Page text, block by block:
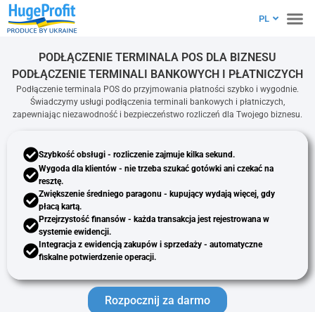
PL
EN
PODŁĄCZENIE TERMINALA POS DLA BIZNESU
PODŁĄCZENIE TERMINALI BANKOWYCH I PŁATNICZYCH
Podłączenie terminala POS do przyjmowania płatności szybko i wygodnie.
Świadczymy usługi podłączenia terminali bankowych i płatniczych,
zapewniając niezawodność i bezpieczeństwo rozliczeń dla Twojego biznesu.
Szybkość obsługi - rozliczenie zajmuje kilka sekund.
Wygoda dla klientów - nie trzeba szukać gotówki ani czekać na
resztę.
Zwiększenie średniego paragonu - kupujący wydają więcej, gdy
płacą kartą.
Przejrzystość finansów - każda transakcja jest rejestrowana w
systemie ewidencji.
Integracja z ewidencją zakupów i sprzedaży - automatyczne
fiskalne potwierdzenie operacji.
Rozpocznij za darmo